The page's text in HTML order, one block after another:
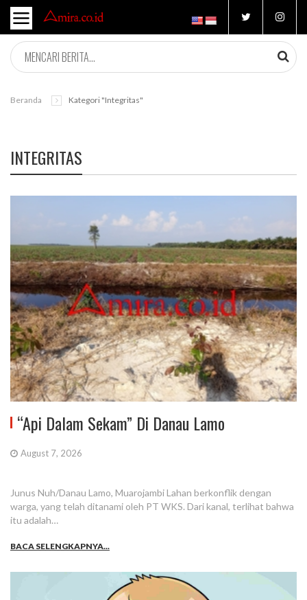
Beranda Kategori "integritas"
INTEGRITAS
“Api Dalam Sekam” Di Danau Lamo
August 7, 2026
Junus Nuh/Danau Lamo, Muarojambi Lahan berkonflik dengan
warga, yang telah ditanami oleh PT WKS. Dari kanal, terlihat bahwa
itu adalah…
BACA SELENGKAPNYA...